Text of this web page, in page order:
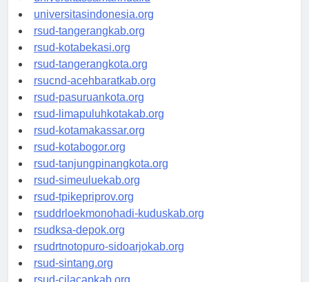
universitassamarinda.id
universitasindonesia.org
rsud-tangerangkab.org
rsud-kotabekasi.org
rsud-tangerangkota.org
rsucnd-acehbaratkab.org
rsud-pasuruankota.org
rsud-limapuluhkotakab.org
rsud-kotamakassar.org
rsud-kotabogor.org
rsud-tanjungpinangkota.org
rsud-simeuluekab.org
rsud-tpikepriprov.org
rsuddrloekmonohadi-kuduskab.org
rsudksa-depok.org
rsudrtnotopuro-sidoarjokab.org
rsud-sintang.org